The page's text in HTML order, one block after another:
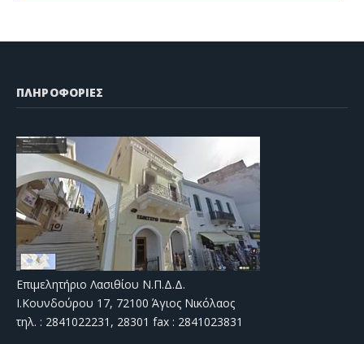
ΠΛΗΡΟΦΟΡΙΕΣ
Επιμελητήριο Λασιθίου Ν.Π.Δ.Δ.
Ι.Κουνδούρου 17, 72100 Άγιος Νικόλαος
τηλ. : 2841022231, 28301 fax : 2841023831